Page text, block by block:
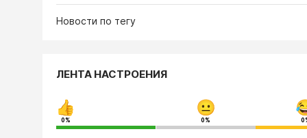
Новости по тегу
ЛЕНТА НАСТРОЕНИЯ
0% 0%